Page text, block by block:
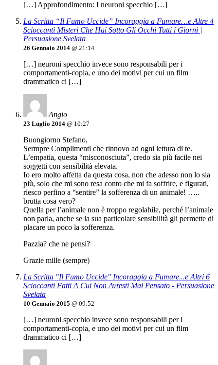
[…] Approfondimento: I neuroni specchio […]
La Scritta “Il Fumo Uccide” Incoraggia a Fumare…e Altre 4
Scioccanti Misteri Che Hai Sotto Gli Occhi Tutti i Giorni |
Persuasione Svelata
26 Gennaio 2014 @ 21:14
[…] neuroni specchio invece sono responsabili per i
comportamenti-copia, e uno dei motivi per cui un film
drammatico ci […]
Angio
23 Luglio 2014 @ 10:27
Buongiorno Stefano,
Sermpre Complimenti che rinnovo ad ogni lettura di te.
L’empatia, questa “misconosciuta”, credo sia più facile nei
soggetti con sensibilità elevata.
Io ero molto affetta da questa cosa, non che adesso non lo sia
più, solo che mi sono resa conto che mi fa soffrire, e figurati,
riesco perfino a “sentire” la sofferenza di un animale! …..
brutta cosa vero?
Quella per l’animale non è troppo regolabile, perché l’animale
non parla, anche se la sua particolare sensibilità gli permette di
placare un poco la sofferenza.
Pazzia? che ne pensi?
Grazie mille (sempre)
La Scritta "Il Fumo Uccide" Incoraggia a Fumare...e Altri 6
Scioccanti Fatti A Cui Non Avresti Mai Pensato - Persuasione
Svelata
10 Gennaio 2015 @ 09:52
[…] neuroni specchio invece sono responsabili per i
comportamenti-copia, e uno dei motivi per cui un film
drammatico ci […]